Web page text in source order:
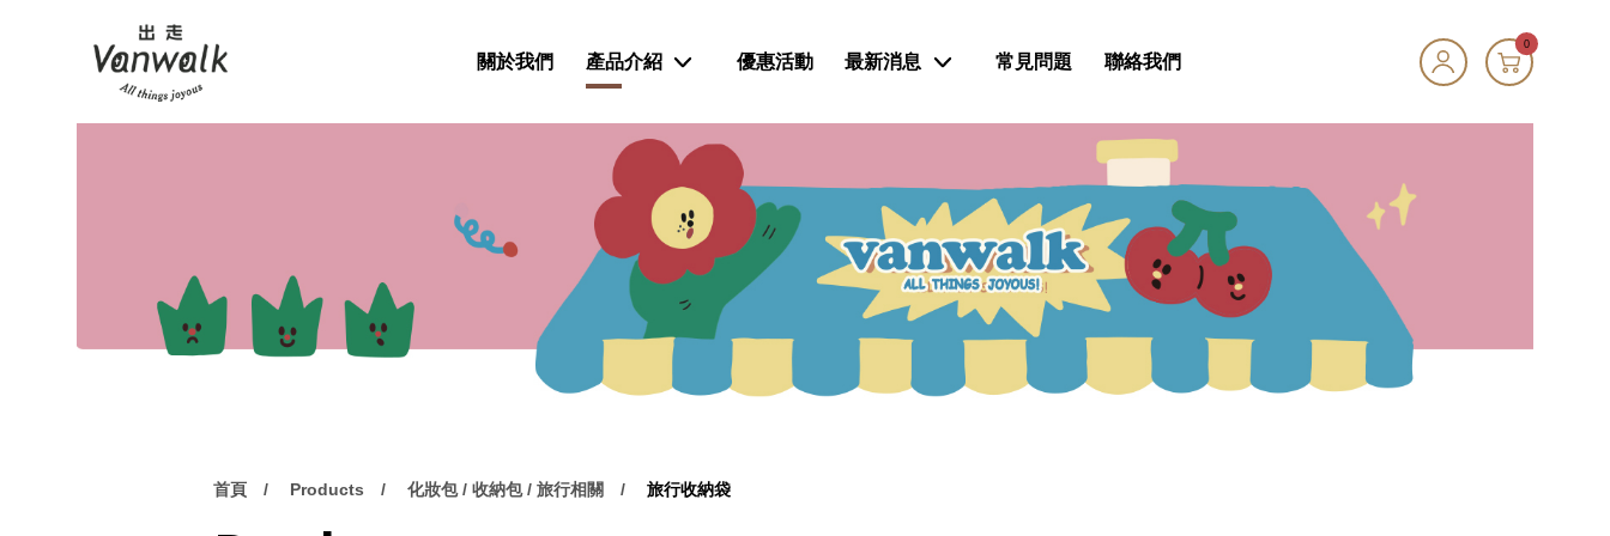
0
關於我們 產品介紹 優惠活動 最新消息 常見問題 聯絡我們
首頁 Products 化妝包 / 收納包 / 旅行相關 旅行收納袋